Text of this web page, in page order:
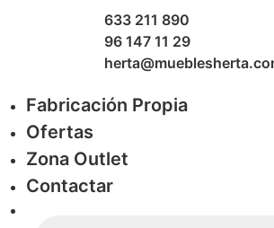
633 211 890
96 147 11 29
Fabricación Propia
Ofertas
Zona Outlet
Contactar